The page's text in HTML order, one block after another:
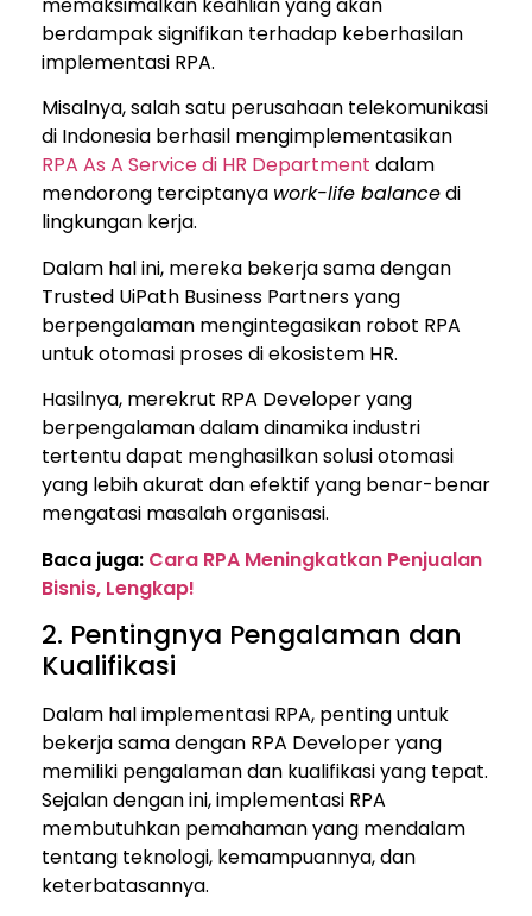
berdampak signifikan terhadap keberhasilan
implementasi RPA.
Misalnya, salah satu perusahaan telekomunikasi
di Indonesia berhasil mengimplementasikan
RPA As A Service di HR Department dalam
mendorong terciptanya work-life balancedi
lingkungan kerja.
Dalam hal ini, mereka bekerja sama dengan
Trusted UiPath Business Partners yang
berpengalaman mengintegasikan robot RPA
untuk otomasi proses di ekosistem HR.
Hasilnya, merekrut RPA Developer yang
berpengalaman dalam dinamika industri
tertentu dapat menghasilkan solusi otomasi
yang lebih akurat dan efektif yang benar-benar
mengatasi masalah organisasi.
Baca juga: Cara RPA Meningkatkan Penjualan
Bisnis, Lengkap!
2. Pentingnya Pengalaman dan
Kualifikasi
Dalam hal implementasi RPA, penting untuk
bekerja sama dengan RPA Developer yang
memiliki pengalaman dan kualifikasi yang tepat.
Sejalan dengan ini, implementasi RPA
membutuhkan pemahaman yang mendalam
tentang teknologi, kemampuannya, dan
keterbatasannya.